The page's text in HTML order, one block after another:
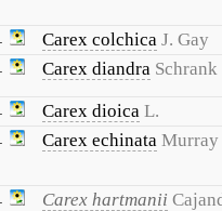
Carex colchica J. Gay
Carex diandra Schrank
Carex dioica L.
Carex echinata Murray
Carex hartmanii